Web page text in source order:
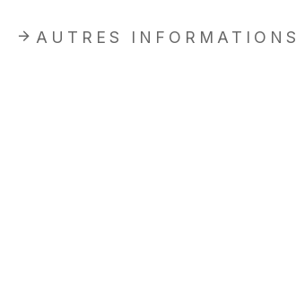
AUTRES INFORMATIONS